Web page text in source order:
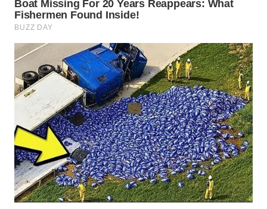
WN
WN
SURABAYA
WN
NATUNA
WN
BINTAN
WN